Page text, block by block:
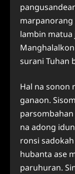
marpanorang
lambin matua
surani Tuhan
Hal na sonon
ganaon.
na adong
ronsi
hubanta ase
paruhuran.